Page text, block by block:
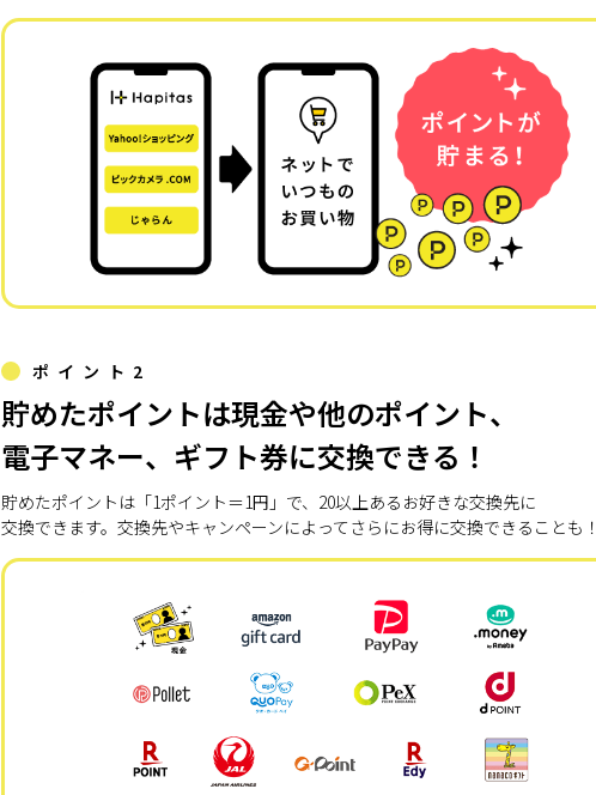
ポイント2
貯めたポイントは現金や他のポイント、
電子マネー、ギフト券に交換できる！
貯めたポイントは「1ポイント＝1円」で、20以上あるお好きな交換先に
交換できます。交換先やキャンペーンによってさらにお得に交換できることも